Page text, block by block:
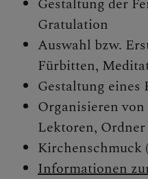
Gratulation
Auswahl bzw.
Fürbitten,
Gestaltung eines
Organisieren
Lektoren, Ordner
Kirchenschmuck
Informationen